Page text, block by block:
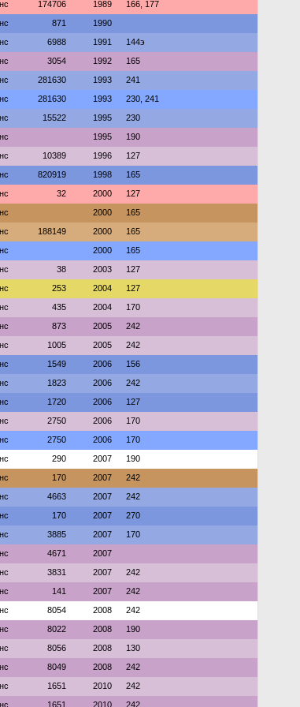
174706 1989 166, 177
871 1990
6988 1991 144э
3054 1992 165
281630 1993 241
281630 1993 230, 241
15522 1995 230
1995 190
10389 1996 127
820919 1998 165
32 2000 127
2000 165
188149 2000 165
2000 165
38 2003 127
253 2004 127
435 2004 170
873 2005 242
1005 2005 242
1549 2006 156
1823 2006 242
1720 2006 127
2750 2006 170
2750 2006 170
290 2007 190
170 2007 242
4663 2007 242
170 2007 270
3885 2007 170
4671 2007
3831 2007 242
141 2007 242
8054 2008 242
8022 2008 190
8056 2008 130
8049 2008 242
1651 2010 242
1651 2010 242